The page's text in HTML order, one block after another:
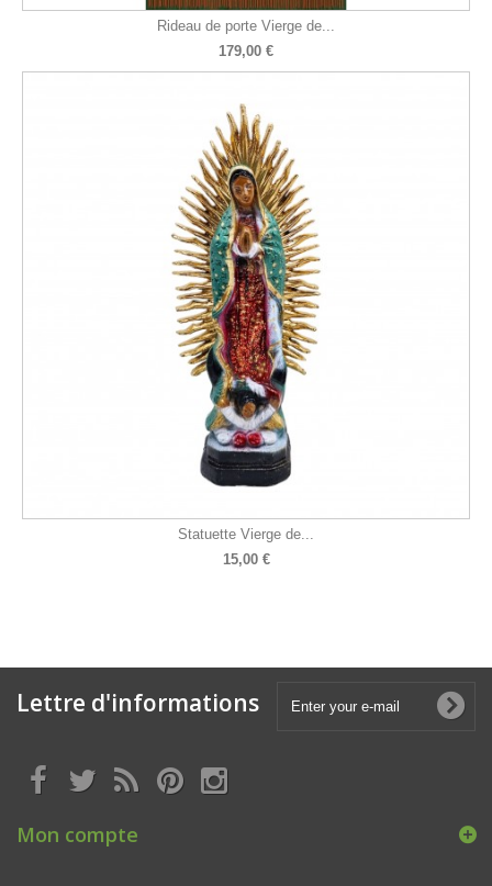
Rideau de porte Vierge de...
179,00 €
Statuette Vierge de...
15,00 €
Lettre d'informations
Mon compte